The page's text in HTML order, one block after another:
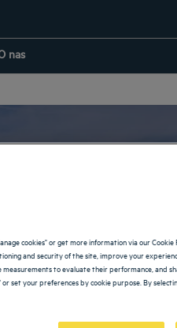
nas
w: Aube
cookies" or get more information via our Cookie
and security of the site, improve your
to evaluate their performance, and
set your preferences by cookie purpose. By